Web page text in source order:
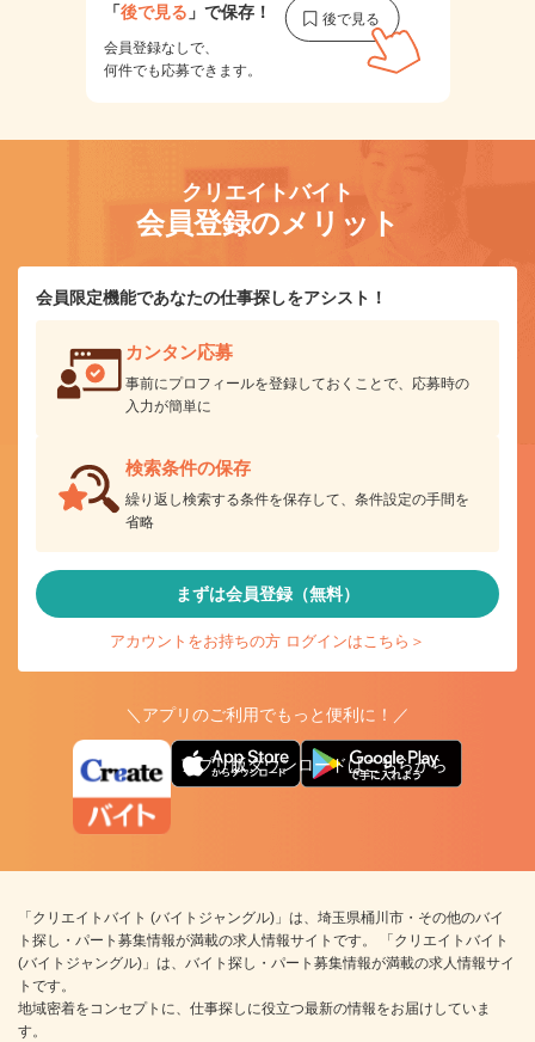
「後で見る 」で保存！
会員登録なしで、
何件でも応募できます。
クリエイトバイト
会員登録のメリット
会員限定機能であなたの仕事探しをアシスト！
カンタン応募
事前にプロフィールを登録しておくことで、応募時の
入力が簡単に
検索条件の保存
繰り返し検索する条件を保存して、条件設定の手間を
省略
まずは会員登録（無料）
アカウントをお持ちの方 ログインはこちら＞
＼アプリのご利用でもっと便利に！／
アプリ版ダウンロードはこちらから
「クリエイトバイト (バイトジャングル)」は、埼玉県桶川市・その他のバイ
ト探し・パート募集情報が満載の求人情報サイトです。 「クリエイトバイト
(バイトジャングル)」は、バイト探し・パート募集情報が満載の求人情報サイ
トです。
地域密着をコンセプトに、仕事探しに役立つ最新の情報をお届けしていま
す。